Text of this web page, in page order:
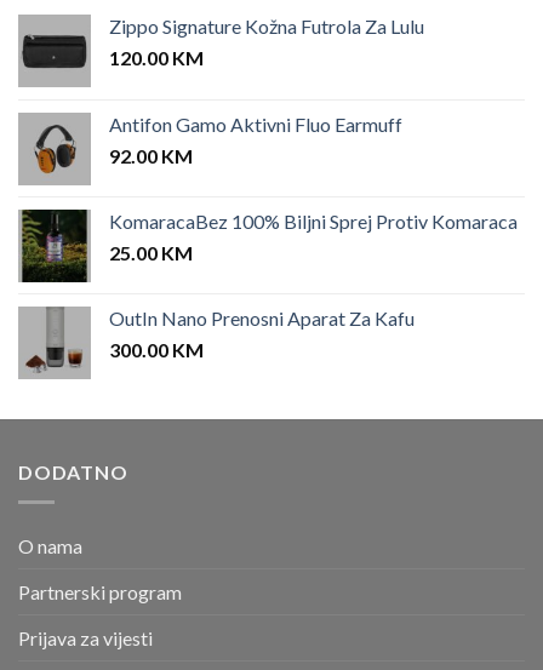
Zippo Signature Kožna Futrola Za Lulu
120.00 KM
Antifon Gamo Aktivni Fluo Earmuff
92.00 KM
KomaracaBez 100% Biljni Sprej Protiv Komaraca
25.00 KM
OutIn Nano Prenosni Aparat Za Kafu
300.00 KM
DODATNO
O nama
Partnerski program
Prijava za vijesti